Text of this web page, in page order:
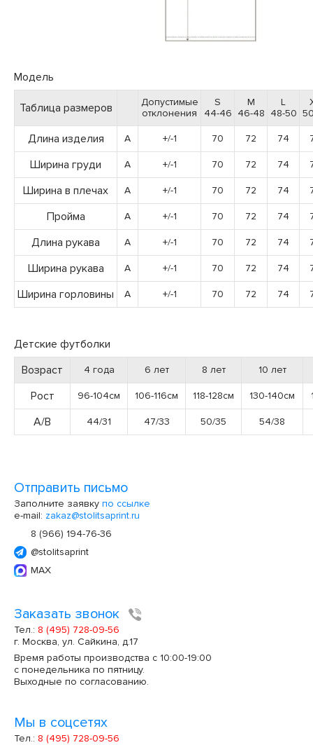
Модель
Таблица размеров
Допустимые
отклонения
S
44-46
M
46-48
L
48-50
Длина изделия A +/-1 70 72 74
Ширина груди A +/-1 70 72 74
Ширина в плечах A +/-1 70 72 74
Пройма A +/-1 70 72 74
Длина рукава A +/-1 70 72 74
Ширина рукава A +/-1 70 72 74
Ширина горловины A +/-1 70 72 74
Детские футболки
Возраст
4 года 6 лет 8 лет 10 лет
Рост 96-104см 106-116см 118-128см 130-140см
А/В 44/31 47/33 50/35 54/38
Отправить письмо
Заполните заявку по ссылке
e-mail: zakaz@stolitsaprint.ru
8 (966) 194-76-36
@stolitsaprint
MAX
Заказать звонок
Тел.: 8 (495) 728-09-56
г. Москва, ул. Сайкина, д.17
Время работы производства с 10:00-19:00
с понедельника по пятницу.
Выходные по согласованию.
Мы в соцсетях
Тел.: 8 (495) 728-09-56